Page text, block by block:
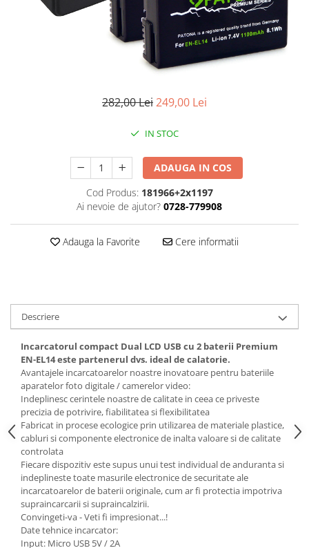
POS/Scanere coduri de bare
Scule electrice
Produse de bucatarie kjøk
Incarcatoare & acumulatori
E14
E27
Blițuri și lumini foto/video
Cablu date
tableta
Telefoane mobile
Casti
Telefoane mobile
Custi aparate foto-video
Incarcatoare auto
282,00 Lei249,00 Lei
IN STOC
ADAUGA IN COS
Cod Produs: 181966+2x1197
Ai nevoie de ajutor? 0728-779908
Adauga la Favorite Cere informatii
Descriere
Incarcatorul compact Dual LCD USB cu 2 baterii Premium
EN-EL14este partenerul dvs. ideal de calatorie.
Avantajele incarcatoarelor noastre inovatoare pentru bateriile
aparatelor foto digitale / camerelor video:
Indeplinesc cerintele noastre de calitate in ceea ce priveste
precizia de potrivire, fiabilitatea si flexibilitatea
Fabricat in procese ecologice prin utilizarea de materiale plastice,
cabluri si componente electronice de inalta valoare si de calitate
controlata
Fiecare dispozitiv este supus unui test individual de anduranta si
indeplineste toate masurile electronice de securitate ale
incarcatoarelor de baterii originale, cum ar fi protectia impotriva
supraincarcarii si supraincalzirii.
Convingeti-va - Veti fi impresionat...!
Date tehnice incarcator:
Input: Micro USB 5V / 2A